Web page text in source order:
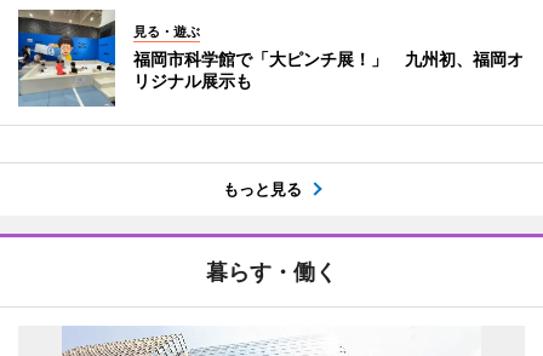
見る・遊ぶ
福岡市科学館で「大ピンチ展！」 九州初、福岡オ
リジナル展示も
もっと見る
暮らす・働く